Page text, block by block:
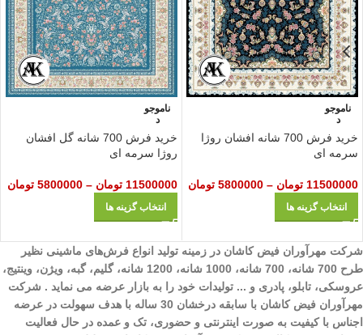
ناموجو
د
خرید فرش 700 شانه افشان روژا
سرمه ای
11500000 تومان –
5800000 تومان
انتخاب گزینه ها
ناموجو
د
خرید فرش 700 شانه گل‌ افشان
روژا سرمه ای
11500000 تومان –
5800000 تومان
انتخاب گزینه ها
شرکت مهرآوران فیض کاشان در زمینه تولید انواع فرش‌های ماشینی نظیر
طرح 700 شانه، 700 شانه، 1000 شانه، 1200 شانه، گلیم، گبه، ویژن، وینتیج،
عروسکی، تابلو، پادری و ... تولیدات خود را به بازار عرضه می نماید . شرکت
مهرآوران فیض کاشان با سابقه درخشان 30 ساله با هدف سهولت در عرضه
اجناس با کیفیت به صورت اینترنتی و حضوری، تک و عمده در حال فعالیت